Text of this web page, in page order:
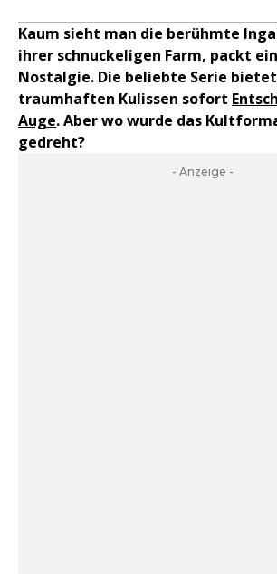
Kaum sieht man die berühmte
ihrer schnuckeligen Farm, packt
Nostalgie. Die beliebte Serie
traumhaften Kulissen sofort
Auge. Aber wo wurde das
gedreht?
- Anzeige -